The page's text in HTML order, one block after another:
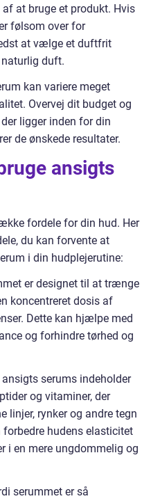
at bruge et produkt. Hvis
følsom over for
at vælge et duftfrit
naturlig duft.
kan variere meget
Overvej dit budget og
ligger inden for din
de ønskede resultater.
ansigts
fordele for din hud. Her
du kan forvente at
i din hudplejerutine:
er designet til at trænge
koncentreret dosis af
Dette kan hjælpe med
og forhindre tørhed og
serums indeholder
og vitaminer, der
linjer, rynker og andre tegn
hudens elasticitet
i en mere ungdommelig og
serummet er så